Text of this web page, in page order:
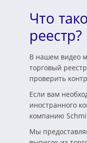
Что
реестр?
В нашем видео
торговый
проверить
Если вам
иностранного
компанию
Мы